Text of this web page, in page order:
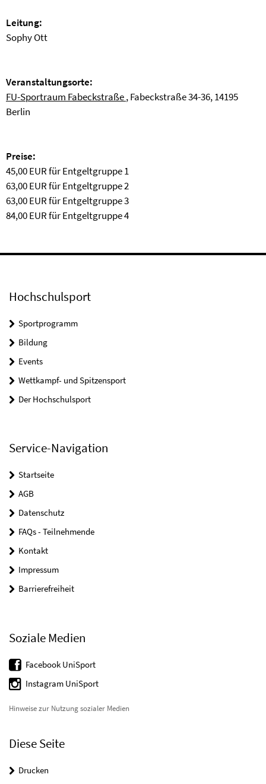
Leitung:
Sophy Ott
Veranstaltungsorte:
FU-Sportraum Fabeckstraße, Fabeckstraße 34-36, 14195
Berlin
Preise:
45,00 EUR für Entgeltgruppe 1
63,00 EUR für Entgeltgruppe 2
63,00 EUR für Entgeltgruppe 3
84,00 EUR für Entgeltgruppe 4
Hochschulsport
Sportprogramm
Bildung
Events
Wettkampf- und Spitzensport
Der Hochschulsport
Service-Navigation
Startseite
AGB
Datenschutz
FAQs - Teilnehmende
Kontakt
Impressum
Barrierefreiheit
Soziale Medien
Facebook UniSport
Instagram UniSport
Hinweise zur Nutzung sozialer Medien
Diese Seite
Drucken